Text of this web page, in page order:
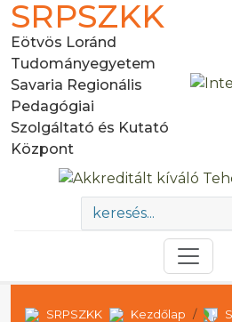
SRPSZKK
Eötvös Loránd
Tudományegyetem
Savaria Regionális
Pedagógiai
Szolgáltató és Kutató
Központ
SRPSZKK Kezdőlap